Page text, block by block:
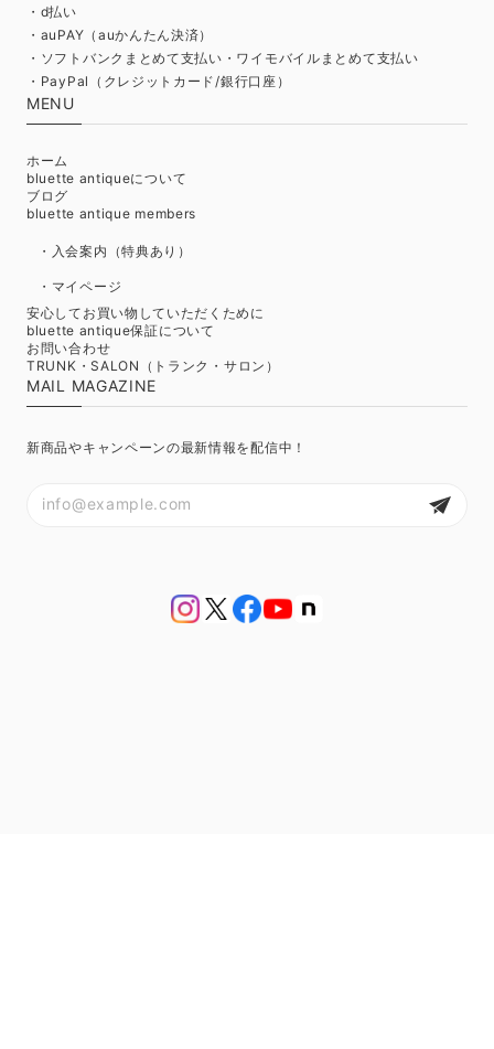
・d払い
・auPAY（auかんたん決済）
・ソフトバンクまとめて支払い・ワイモバイルまとめて支払い
・PayPal（クレジットカード/銀行口座）
MENU
ホーム
bluette antiqueについて
ブログ
bluette antique members
・入会案内（特典あり）
・マイページ
安心してお買い物していただくために
bluette antique保証について
お問い合わせ
TRUNK・SALON（トランク・サロン）
MAIL MAGAZINE
新商品やキャンペーンの最新情報を配信中！